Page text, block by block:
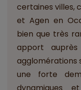
certaines villes,
et Agen en
bien que très
apport
agglomérations
une forte